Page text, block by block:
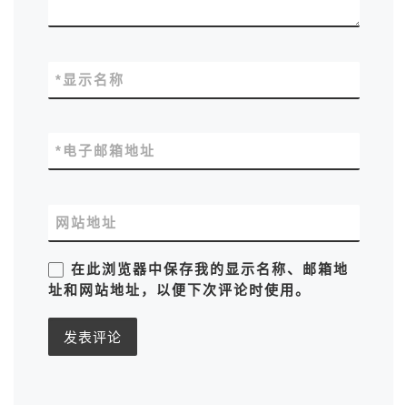
显示名称
*
电子邮箱地址
*
网站地址
在此浏览器中保存我的显示名称、邮箱地
址和网站地址，以便下次评论时使用。